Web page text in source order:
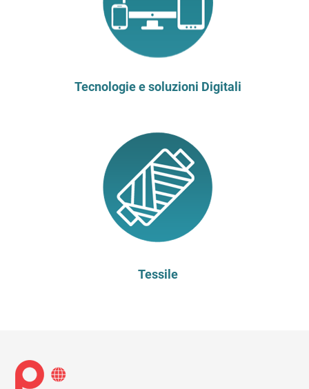
Tecnologie e soluzioni Digitali
Tessile